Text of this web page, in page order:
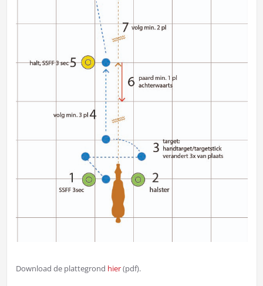
Download de plattegrond hier(pdf).